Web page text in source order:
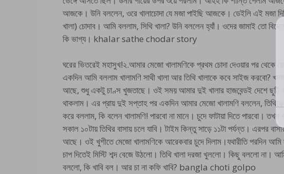
আজকে। উনি বললেন, ওরে খালাচোদা যে মজা পাইছি আজকে। ডেইলি এই মজা
খালা) চোদাব। আমি বললাম, সিথি খালা? উনি বললেন হ্যাঁ। ওদের জামাই তো
কি ভাগ্য। khalar sathe chodar story
ঘরের ভিতরেই মহাসুখ!২.আমার মেজো খালামণিকে প্রথম চোদা দেওয়ার পর
একদিন আমি বললাম খালামণি সাথী খালা আর তিথি খালাকে কবে সাইজ করবো?
আছে, শুধু একটু চাণ্স খুজতাছে। ওই সময় আমার দুই খালার হাজবেন্ডই দেশে
থাকলাম। এর প্রায় দুই সপ্তাহ পর একদিন আমার মেজো খালামণি বললেন,
করে বললাম, কি বলেন খালামণি! পারবো না মানে। চুদে ফাটায়া দিতে পারবো।
সকাল ১০টায় তিথির বাসায় চলে যাবি। টাইম কিন্তু সাড়ে ১১টা পর্যন্ত। এরপর
আছে। ওই খুশীতে মেজো খালামণিকে আরেকবার চুদে দিলাম।যথারীতি পরদিন আমি
চাপ দিতেই মিস্টি শব্দ বেজে উঠলো। তিথি খালা দরজা খুললো। কিছু বললো না।
বললো, কি খাবি বল। আর চা না কফি খাবি? bangla choti golpo